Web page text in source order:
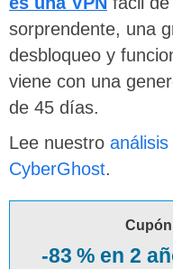
sorprendente, una
desbloqueo y
viene con una
de 45 días.
Lee nuestro
CyberGhost.
-83 % en 2